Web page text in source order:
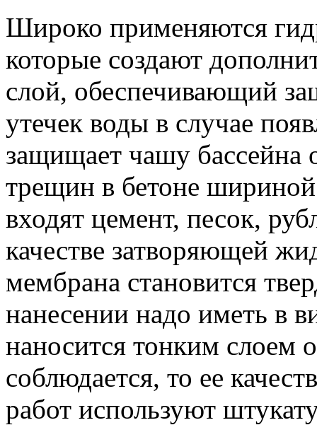
Широко применяются
которые создают
слой, обеспечивающий
утечек воды в случае
защищает чашу бассейна
трещин в бетоне
входят цемент, песок,
качестве затворяющей
мембрана становится
нанесении надо иметь в
наносится тонким слоем
соблюдается, то ее
работ используют